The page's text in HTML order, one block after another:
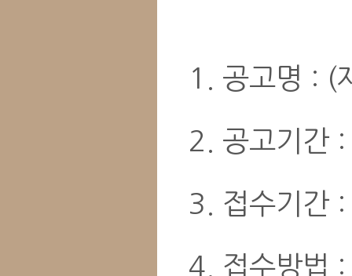
1. 공고명 : (
2. 공고기간
3. 접수기간
4. 접수방법